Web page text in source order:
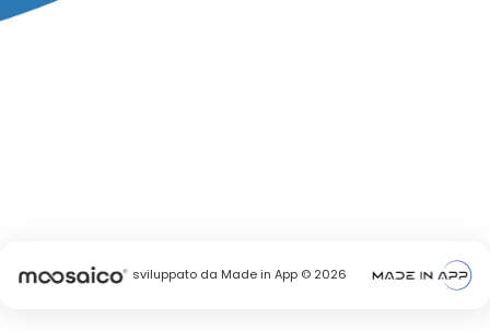
sviluppato da Made in App © 2026